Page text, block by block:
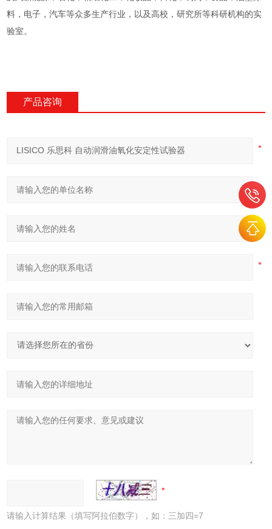
料，电子，汽车等众多生产行业，以及高校，研究所等科研机构的实
验室。
产品咨询
请输入计算结果（填写阿拉伯数字），如：三加四=7